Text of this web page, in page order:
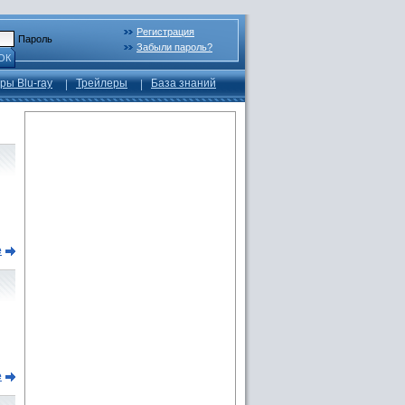
Пароль
Регистрация
Забыли пароль?
Blu-ray Трейлеры База знаний